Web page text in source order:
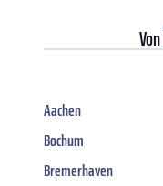
Von
Aachen
Bochum
Bremerhaven